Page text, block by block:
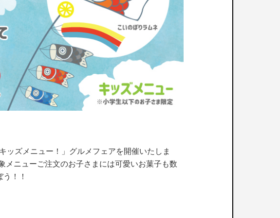
ズメニュー！」グルメフェアを開催いたしま
ニューご注文のお子さまには可愛いお菓子も数
！！